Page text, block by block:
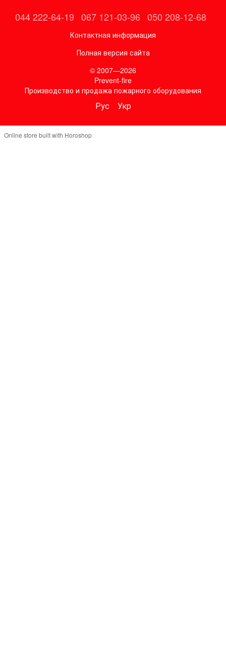
044 222-64-19 067 121-03-96 050 208-12-68
Контактная информация
Полная версия сайта
© 2007—2026
Prevent-fire
Производство и продажа пожарного оборудования
Рус Укр
Online store built with Horoshop